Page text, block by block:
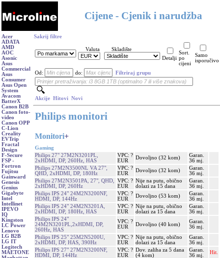
Cijene - Cjenik i narudžba
Acer
ADATA
AMD
AOC
Asonic
Asus
Commercial
Asus
Consumer
Asus Open
System
Avacom
BatterX
Canon B2B
Canon foto-
video
Canon OPP
C-Lion
Creality
EVTrip
Fractal
Design
F-Secure
FSP -
Fortron
Fujitsu
Gainward
Genesis
Genius
Gigabyte
Intel
Intellinet
IPEVO
IQ
Kingston
LC Power
Lenovo
LG B2B
LG IT
Logitech
MAETONE
Sakrij filtre
Valuta
Skladište
Detalji
Sort.
po
cijeni
Samo
isporučivo
Od: do: Filtriraj grupu
Akcije Hitovi Novi
Philips monitori
Monitori+
Gaming
Philips 27" 27M2N3201PL,
2xHDMI, DP, 260Hz, HAS
VPC: ?
EUR
Dovoljno (32 kom)
Garan.
36 mj.
Philips 27M2N3500NL VA 27",
QHD, 2xHDMI, DP, 180Hz
VPC: ?
EUR
Dovoljno (32 kom)
Garan.
36 mj.
Philips 27M2N3501PA, 27", QHD,
2xHDMI, DP, 260Hz
VPC: ?
EUR
Nije na putu, obično
dolazi za 15 dana
Garan.
36 mj.
Philips IPS 24" 24M2N3200NF,
HDMI, DP, 144Hz
VPC: ?
EUR
Dovoljno (53 kom)
Garan.
36 mj.
Philips IPS 24" 24M2N3201A,
2xHDMI, DP, 180Hz, HAS
VPC: ?
EUR
Nije na putu, obično
dolazi za 15 dana
Garan.
36 mj.
Philips IPS 24"
24M2N3201PL,2xHDMI, DP,
260Hz, HAS
VPC: ?
EUR
Dovoljno (40 kom)
Garan.
36 mj.
Philips IPS 25" 25M2N5200U,
2xHDMI, DP, HAS, 390Hz
VPC: ?
EUR
Nije na putu, obično
dolazi za 15 dana
Garan.
36 mj.
Philips IPS 27" 27M2N3200NF,
HDMI, DP, 144Hz
VPC: ?
EUR
Dov. zaliha za 5 dana
(4 kom)
Garan.
36 mj.
Hit.